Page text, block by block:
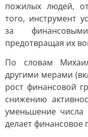
пожилых людей,
того, инструмент
за
предотвращая их
По словам
другими мерами
рост финансовой
снижению
уменьшение числа
делает финансовое